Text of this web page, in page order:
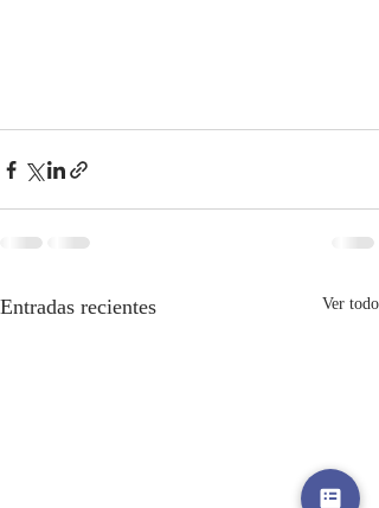
Entradas recientes Ver todo